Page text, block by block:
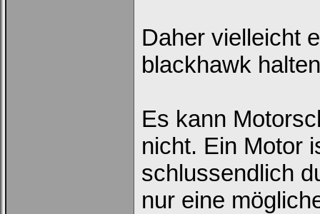
Daher vielleicht
blackhawk
Es kann
nicht. Ein Motor
schlussendlich
nur eine